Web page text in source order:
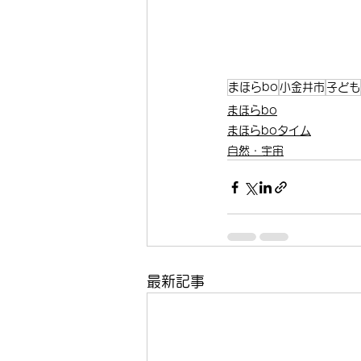
まほらbo 小金井市 子ども
まほらbo
まほらboタイム
自然・宇宙
最新記事